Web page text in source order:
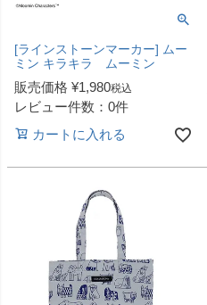
[ラインストーンマーカー] ムー
ミン キラキラ ムーミン
販売価格 ¥1,980税込
レビュー件数：0件
カートに入れる